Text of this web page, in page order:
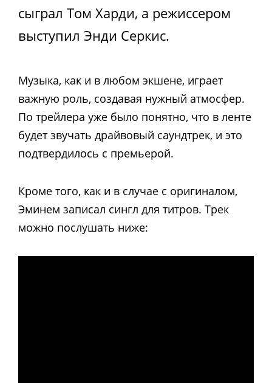
сыграл Том Харди, а режиссером
выступил Энди Серкис.
Музыка, как и в любом экшене, играет
важную роль, создавая нужный атмосфер.
По трейлера уже было понятно, что в ленте
будет звучать драйвовый саундтрек, и это
подтвердилось с премьерой.
Кроме того, как и в случае с оригиналом,
Эминем записал сингл для титров. Трек
можно послушать ниже: